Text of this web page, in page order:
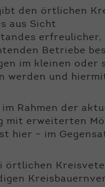
den örtlichen
aus Sicht
erfreulicher,
Betriebe
im kleinen oder
werden und
Rahmen der
mit erweiterten
hier – im
örtlichen